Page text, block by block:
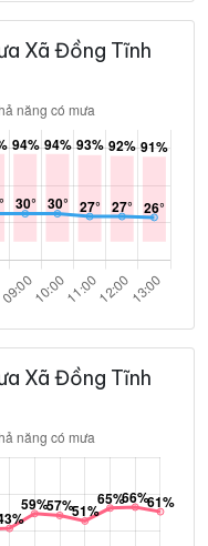
Xã Đồng Tĩnh
Xã Đồng Tĩnh